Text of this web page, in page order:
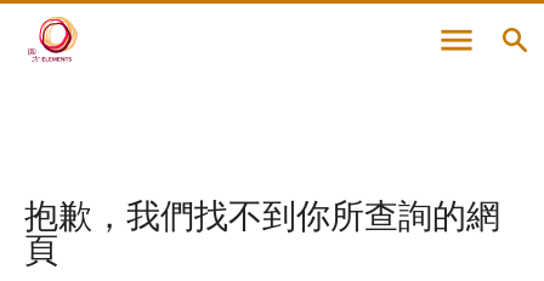
抱歉， 我們找不到你所查詢的網
頁